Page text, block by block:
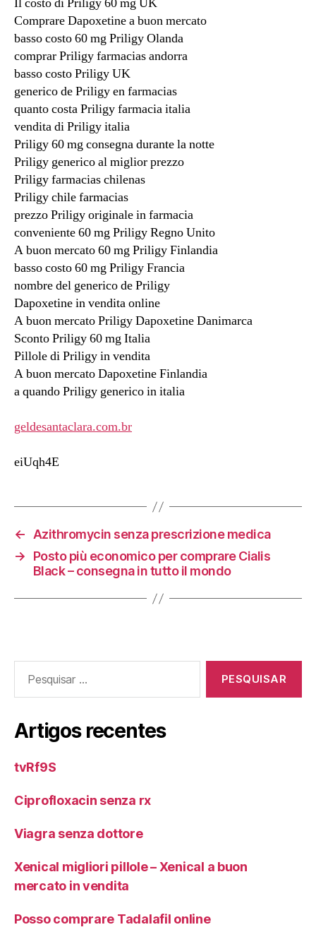
Il costo di Priligy 60 mg UK
Comprare Dapoxetine a buon mercato
basso costo 60 mg Priligy Olanda
comprar Priligy farmacias andorra
basso costo Priligy UK
generico de Priligy en farmacias
quanto costa Priligy farmacia italia
vendita di Priligy italia
Priligy 60 mg consegna durante la notte
Priligy generico al miglior prezzo
Priligy farmacias chilenas
Priligy chile farmacias
prezzo Priligy originale in farmacia
conveniente 60 mg Priligy Regno Unito
A buon mercato 60 mg Priligy Finlandia
basso costo 60 mg Priligy Francia
nombre del generico de Priligy
Dapoxetine in vendita online
A buon mercato Priligy Dapoxetine Danimarca
Sconto Priligy 60 mg Italia
Pillole di Priligy in vendita
A buon mercato Dapoxetine Finlandia
a quando Priligy generico in italia
geldesantaclara.com.br
eiUqh4E
← Azithromycin senza prescrizione medica
→
Posto più economico per comprare Cialis
Black – consegna in tutto il mondo
por:
Artigos recentes
tvRf9S
Ciprofloxacin senza rx
Viagra senza dottore
Xenical migliori pillole – Xenical a buon
mercato in vendita
Posso comprare Tadalafil online